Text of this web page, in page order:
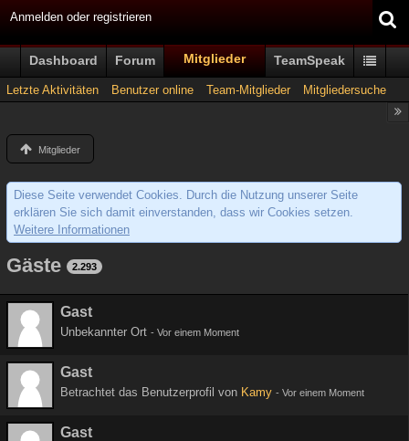
Anmelden oder registrieren
Dashboard Forum Mitglieder TeamSpeak
Letzte Aktivitäten Benutzer online Team-Mitglieder Mitgliedersuche
Mitglieder
Diese Seite verwendet Cookies. Durch die Nutzung unserer Seite
erklären Sie sich damit einverstanden, dass wir Cookies setzen.
Weitere Informationen
Gäste 2.293
Gast
Unbekannter Ort - Vor einem Moment
Gast
Betrachtet das Benutzerprofil von Kamy - Vor einem Moment
Gast